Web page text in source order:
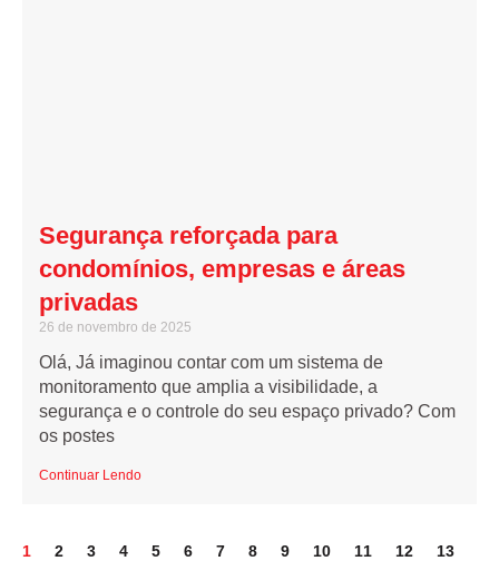
Segurança reforçada para
condomínios, empresas e áreas
privadas
26 de novembro de 2025
Olá, Já imaginou contar com um sistema de
monitoramento que amplia a visibilidade, a
segurança e o controle do seu espaço privado? Com
os postes
Continuar Lendo
1 2 3 4 5 6 7 8 9 10 11 12
13